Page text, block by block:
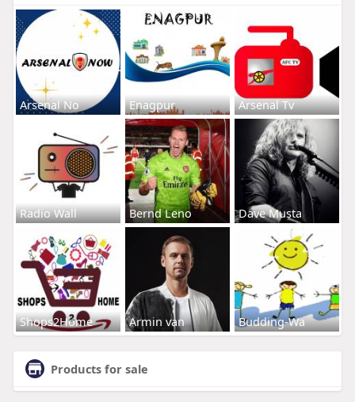
Arsenal No Enagpur Arsenal Tv
Radio Wall Bernd Leno Dave Musta
Shops2Home Armin van Budding-Wa
Products for sale